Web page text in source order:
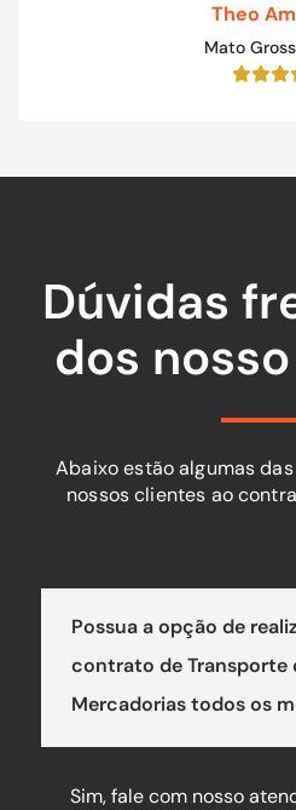
Theo
Mato
Dúvidas
dos
Abaixo estão algumas
nossos clientes ao
Possua a opção de
contrato de Transporte
Mercadorias todos os
Sim, fale com nosso